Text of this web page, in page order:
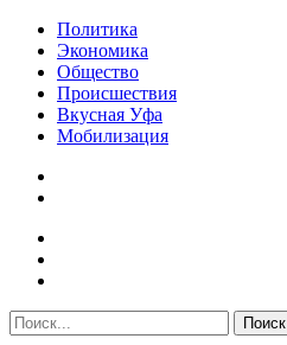
Политика
Экономика
Общество
Происшествия
Вкусная Уфа
Мобилизация